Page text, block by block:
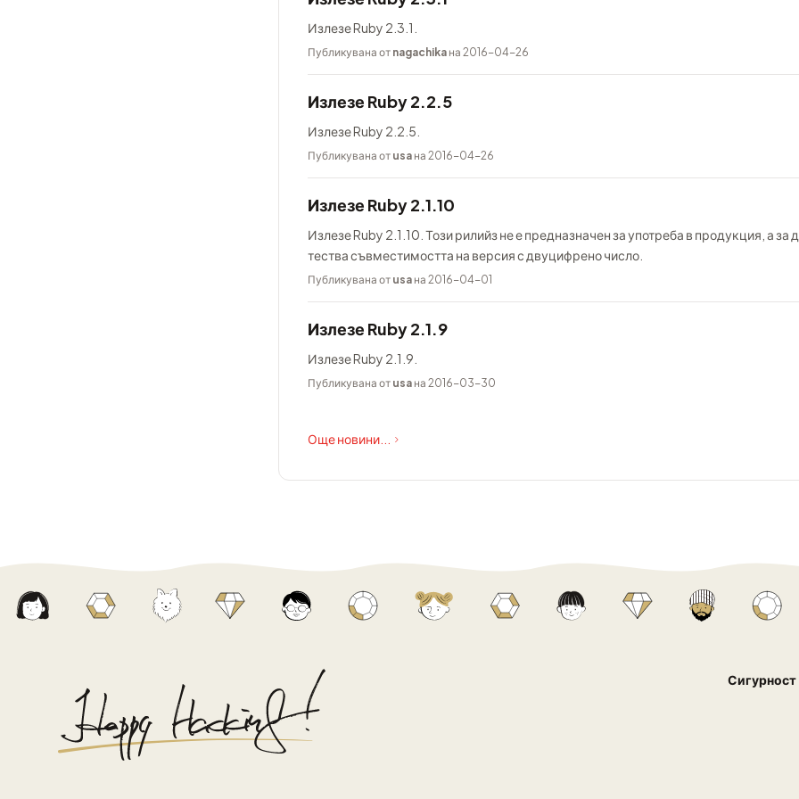
Излезе Ruby 2.3.1.
Публикувана от nagachika на 2016-04-26
Излезе Ruby 2.2.5
Излезе Ruby 2.2.5.
Публикувана от usa на 2016-04-26
Излезе Ruby 2.1.10
Излезе Ruby 2.1.10. Този рилийз не е предназначен за употреба в продукция, а за
тества съвместимостта на версия с двуцифрено число.
Публикувана от usa на 2016-04-01
Излезе Ruby 2.1.9
Излезе Ruby 2.1.9.
Публикувана от usa на 2016-03-30
Още новини...
Сигурност